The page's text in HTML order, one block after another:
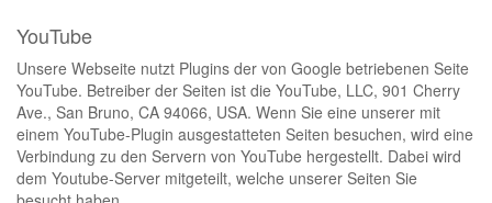
YouTube
Unsere Webseite nutzt Plugins der von Google betriebenen Seite
YouTube. Betreiber der Seiten ist die YouTube, LLC, 901 Cherry
Ave., San Bruno, CA 94066, USA. Wenn Sie eine unserer mit
einem YouTube-Plugin ausgestatteten Seiten besuchen, wird eine
Verbindung zu den Servern von YouTube hergestellt. Dabei wird
dem Youtube-Server mitgeteilt, welche unserer Seiten Sie